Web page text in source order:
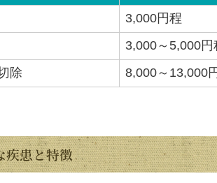
3,000円程
3,000～5,000円
除
8,000～13,000
疾患と特徴